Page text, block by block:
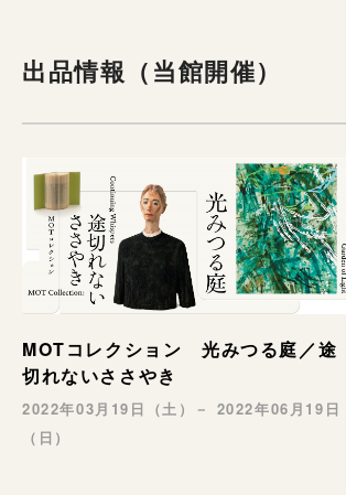
出品情報（当館開催）
MOTコレクション 光みつる庭／途
切れないささやき
2022年03月19日（土）－ 2022年06月19日
（日）